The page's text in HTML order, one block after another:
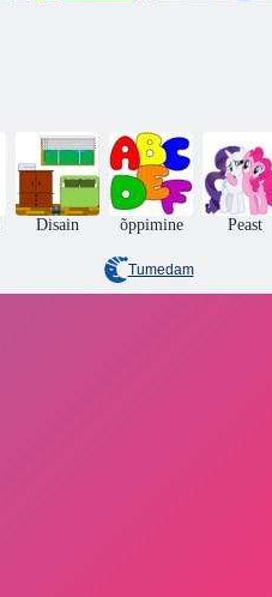
Disain õppimine Peast
Tumedam